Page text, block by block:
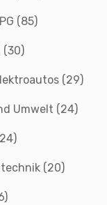
(85)
(30)
(29)
Umwelt (24)
(20)